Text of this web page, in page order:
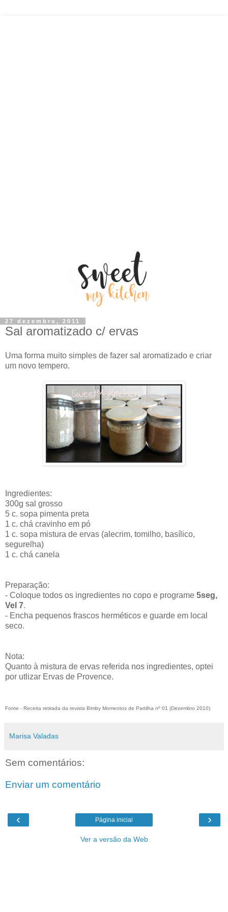
27 dezembro, 2011
Sal aromatizado c/ ervas
Uma forma muito simples de fazer sal aromatizado e criar
um novo tempero.
Ingredientes:
300g sal grosso
5 c. sopa pimenta preta
1 c. chá cravinho em pó
1 c. sopa mistura de ervas (alecrim, tomilho, basílico,
segurelha)
1 c. chá canela
Preparação:
- Coloque todos os ingredientes no copo e programe 5seg,
Vel 7.
- Encha pequenos frascos herméticos e guarde em local
seco.
Nota:
Quanto à mistura de ervas referida nos ingredientes, optei
por utlizar Ervas de Provence.
Fonte - Receita retirada da revista Bimby Momentos de Partilha nº 01 (Dezembro 2010)
Marisa Valadas
Sem comentários:
Enviar um comentário
‹ ›
Página inicial
Ver a versão da Web